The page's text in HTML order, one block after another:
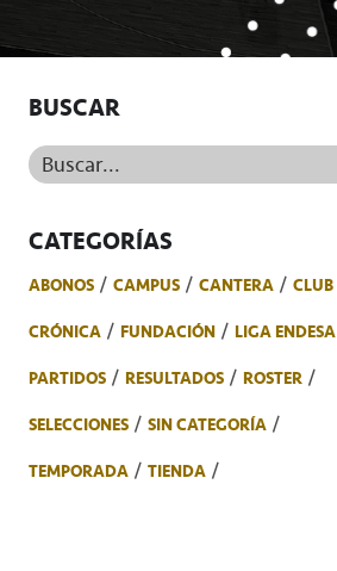
BUSCAR
Buscar...
CATEGORÍAS
ABONOS CAMPUS CANTERA
CLUB
CRÓNICA
FUNDACIÓN
LIGA ENDESA
PARTIDOS
RESULTADOS
ROSTER
SELECCIONES
SIN CATEGORÍA
TEMPORADA
TIENDA